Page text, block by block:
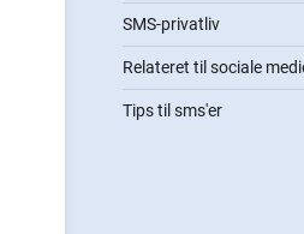
SMS-privatliv
Relateret til sociale
Tips til sms'er